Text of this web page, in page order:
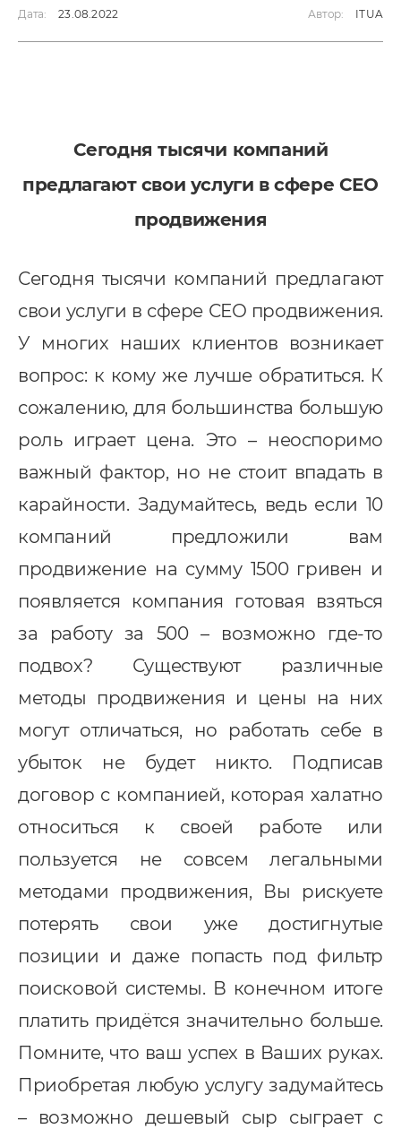
Услуги
разработка
CRM
автоматизация
Дата: 23.08.2022 Автор: ITUA
Сегодня тысячи компаний
предлагают свои услуги в сфере СЕО
продвижения
Сегодня тысячи компаний предлагают
свои услуги в сфере СЕО продвижения.
У многих наших клиентов возникает
вопрос: к кому же лучше обратиться. К
сожалению, для большинства большую
роль играет цена. Это – неоспоримо
важный фактор, но не стоит впадать в
карайности. Задумайтесь, ведь если 10
компаний предложили вам
продвижение на сумму 1500 гривен и
появляется компания готовая взяться
за работу за 500 – возможно где-то
подвох? Существуют различные
методы продвижения и цены на них
могут отличаться, но работать себе в
убыток не будет никто. Подписав
договор с компанией, которая халатно
относиться к своей работе или
пользуется не совсем легальными
методами продвижения, Вы рискуете
потерять свои уже достигнутые
позиции и даже попасть под фильтр
поисковой системы. В конечном итоге
платить придётся значительно больше.
Помните, что ваш успех в Ваших руках.
Приобретая любую услугу задумайтесь
– возможно дешевый сыр сыграет с